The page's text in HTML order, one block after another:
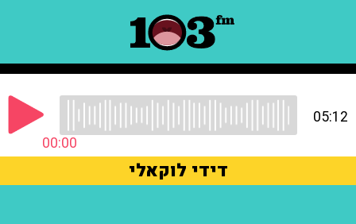
00:00
05:12
דידי לוקאלי